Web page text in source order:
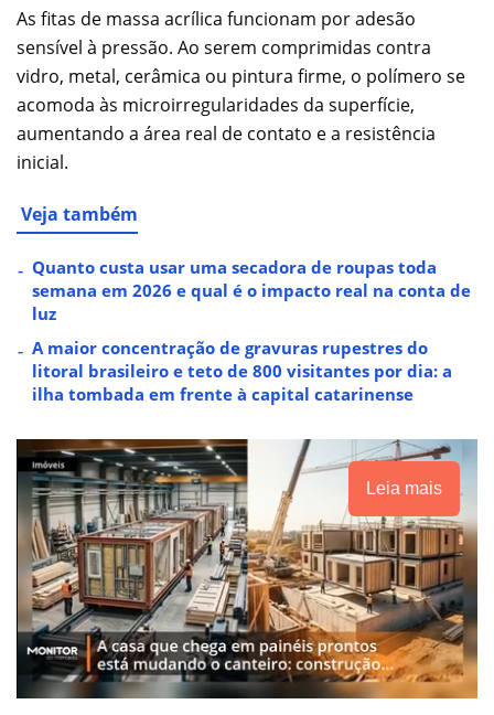
As fitas de massa acrílica funcionam por adesão
sensível à pressão. Ao serem comprimidas contra
vidro, metal, cerâmica ou pintura firme, o polímero se
acomoda às microirregularidades da superfície,
aumentando a área real de contato e a resistência
inicial.
Veja também
Quanto custa usar uma secadora de roupas toda
semana em 2026 e qual é o impacto real na conta de
luz
A maior concentração de gravuras rupestres do
litoral brasileiro e teto de 800 visitantes por dia: a
ilha tombada em frente à capital catarinense
Leia mais